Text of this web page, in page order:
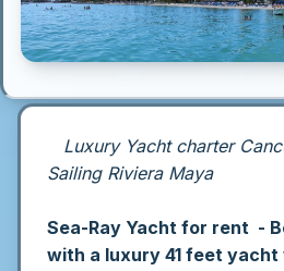
Luxury Yacht charter
Sailing Riviera Maya
Sea-Ray Yacht for rent -
with a luxury 41 feet